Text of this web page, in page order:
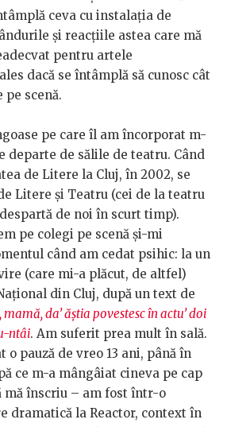
ceva cu instalația de
și reacțiile astea care mă
pentru artele
dacă se întâmplă să cunosc cât
pe scenă.
pe care îl am încorporat m-
departe de sălile de teatru. Când
de Litere la Cluj, în 2002, se
Litere și Teatru (cei de la teatru
de noi în scurt timp).
pe colegi pe scenă și-mi
când am cedat psihic: la un
(care mi-a plăcut, de altfel)
din Cluj, după un text de
mamă, da’ ăștia povestesc în actu’ doi
ntâi. Am suferit prea mult în sală.
o pauză de vreo 13 ani, până în
ce m-a mângâiat cineva pe cap
mă înscriu – am fost într-o
dramatică la Reactor, context în